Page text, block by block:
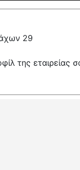
29
της εταιρείας